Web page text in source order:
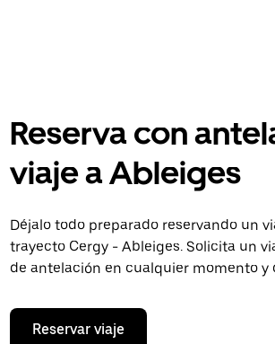
Reserva con
viaje a Ableiges
Déjalo todo preparado reservando un
trayecto Cergy - Ableiges. Solicita un
de antelación en cualquier momento y
Reservar viaje